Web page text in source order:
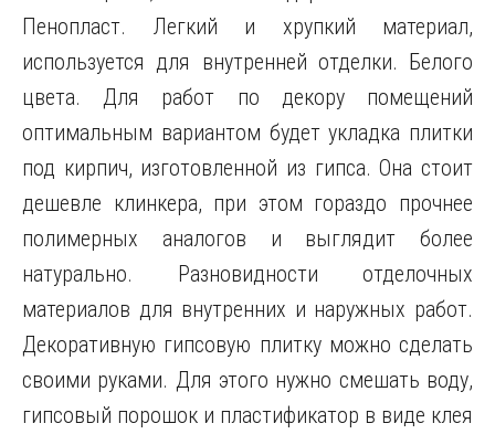
Пенопласт. Легкий и хрупкий материал,
используется для внутренней отделки. Белого
цвета. Для работ по декору помещений
оптимальным вариантом будет укладка плитки
под кирпич, изготовленной из гипса. Она стоит
дешевле клинкера, при этом гораздо прочнее
полимерных аналогов и выглядит более
натурально. Разновидности отделочных
материалов для внутренних и наружных работ.
Декоративную гипсовую плитку можно сделать
своими руками. Для этого нужно смешать воду,
гипсовый порошок и пластификатор в виде клея